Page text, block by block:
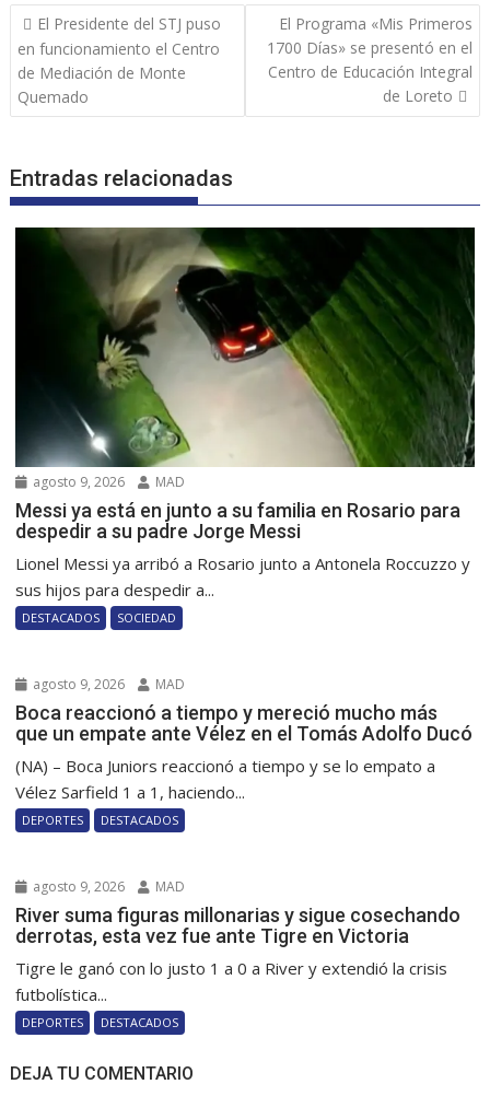
Navegación
de
entradas
El Presidente del STJ puso
en funcionamiento el Centro
de Mediación de Monte
Quemado
El Programa «Mis Primeros
1700 Días» se presentó en el
Centro de Educación Integral
de Loreto
Entradas relacionadas
agosto 9, 2026 MAD
Messi ya está en junto a su familia en Rosario para
despedir a su padre Jorge Messi
Lionel Messi ya arribó a Rosario junto a Antonela Roccuzzo y
sus hijos para despedir a...
DESTACADOS SOCIEDAD
agosto 9, 2026 MAD
Boca reaccionó a tiempo y mereció mucho más
que un empate ante Vélez en el Tomás Adolfo Ducó
(NA) – Boca Juniors reaccionó a tiempo y se lo empato a
Vélez Sarfield 1 a 1, haciendo...
DEPORTES DESTACADOS
agosto 9, 2026 MAD
River suma figuras millonarias y sigue cosechando
derrotas, esta vez fue ante Tigre en Victoria
Tigre le ganó con lo justo 1 a 0 a River y extendió la crisis
futbolística...
DEPORTES DESTACADOS
DEJA TU COMENTARIO